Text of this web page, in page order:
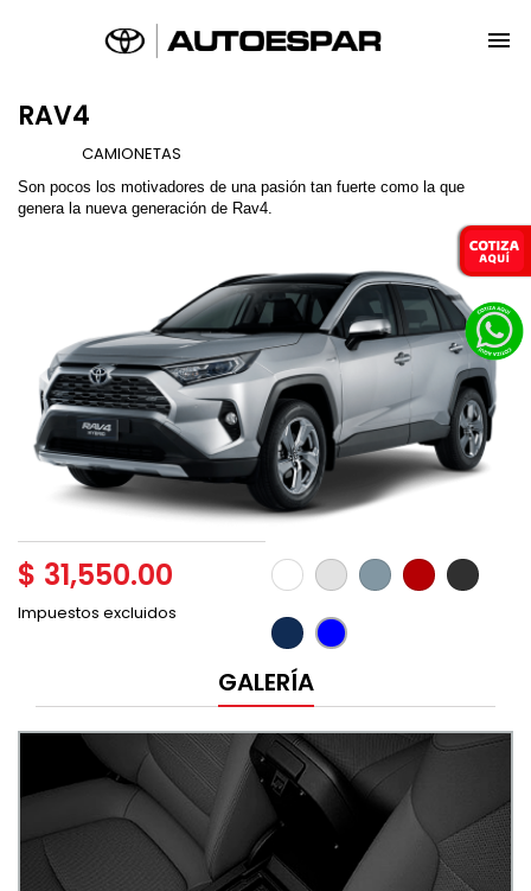

RAV4
CAMIONETAS
Son pocos los motivadores de una pasión tan fuerte como la que
genera la nueva generación de Rav4.
$ 31,550.00
Impuestos excluidos
BlancoPlata
metalico
Gris
metálico
Rojo
Mica
Negro
Mica
azul
oscuro
metalico
cyan
metalico
GALERÍA